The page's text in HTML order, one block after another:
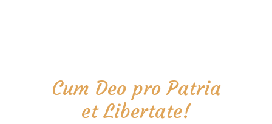
Cum Deo pro Patria
et Libertate!